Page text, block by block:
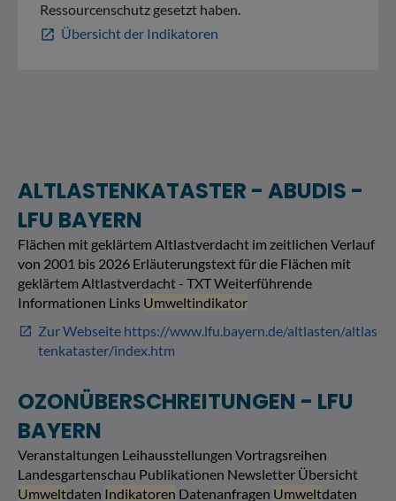
Ressourcenschutz gesetzt haben.
open_in_new Übersicht der Indikatoren